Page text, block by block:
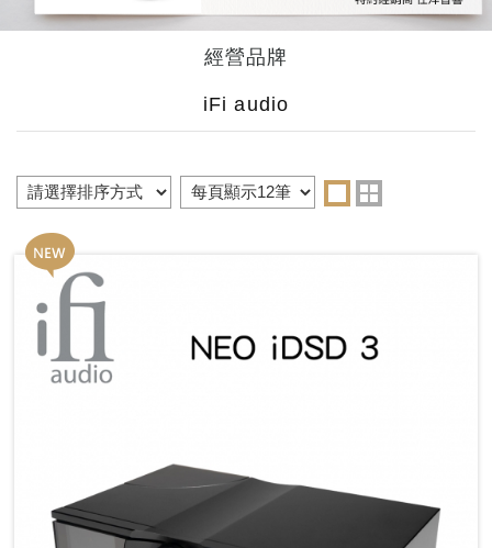
經營品牌
iFi audio